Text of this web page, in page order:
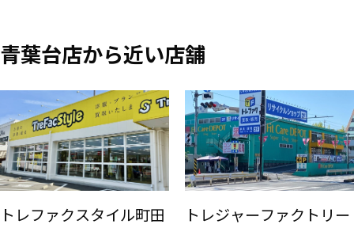
青葉台店から近い店舗
トレファクスタイル町田
トレジャーファクトリー